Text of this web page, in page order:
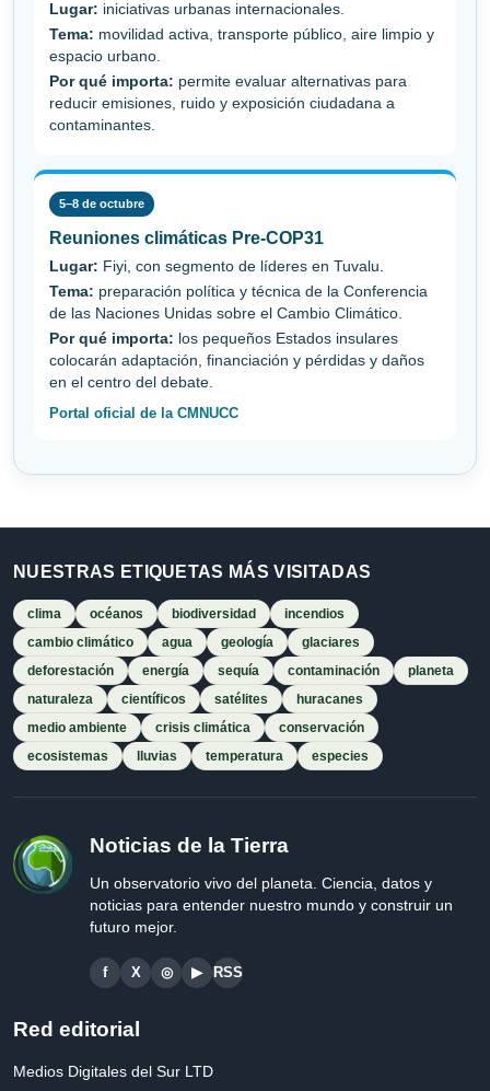
Lugar: iniciativas urbanas internacionales.
Tema: movilidad activa, transporte público, aire limpio y
espacio urbano.
Por qué importa: permite evaluar alternativas para
reducir emisiones, ruido y exposición ciudadana a
contaminantes.
5–8 de octubre
Reuniones climáticas Pre-COP31
Lugar: Fiyi, con segmento de líderes en Tuvalu.
Tema: preparación política y técnica de la Conferencia
de las Naciones Unidas sobre el Cambio Climático.
Por qué importa: los pequeños Estados insulares
colocarán adaptación, financiación y pérdidas y daños
en el centro del debate.
Portal oficial de la CMNUCC
NUESTRAS ETIQUETAS MÁS VISITADAS
clima océanos biodiversidad
incendios
cambio climático
agua geología
glaciares
deforestación
energía sequía contaminación
planeta
naturaleza
científicos satélites
huracanes
medio ambiente
crisis climática
conservación
ecosistemas
lluvias temperatura especies
Noticias de la Tierra
Un observatorio vivo del planeta. Ciencia, datos y
noticias para entender nuestro mundo y construir un
futuro mejor.
f X ◎ ▶ RSS
Red editorial
Medios Digitales del Sur LTD